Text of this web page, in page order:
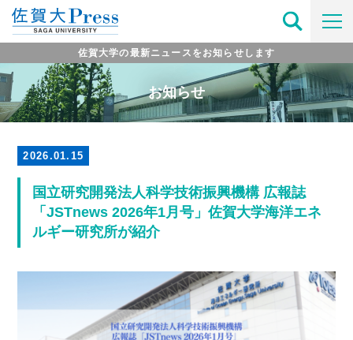
佐賀大学の最新ニュースをお知らせします
お知らせ
2026.01.15
国立研究開発法人科学技術振興機構 広報誌
「JSTnews 2026年1月号」佐賀大学海洋エネ
ルギー研究所が紹介